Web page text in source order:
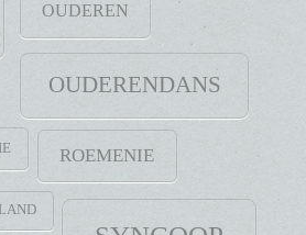
OUDEREN
OUDERENDANS
ROEMENIE